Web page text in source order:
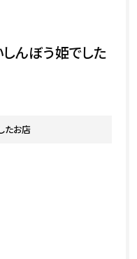
んぼう姫でした
たお店